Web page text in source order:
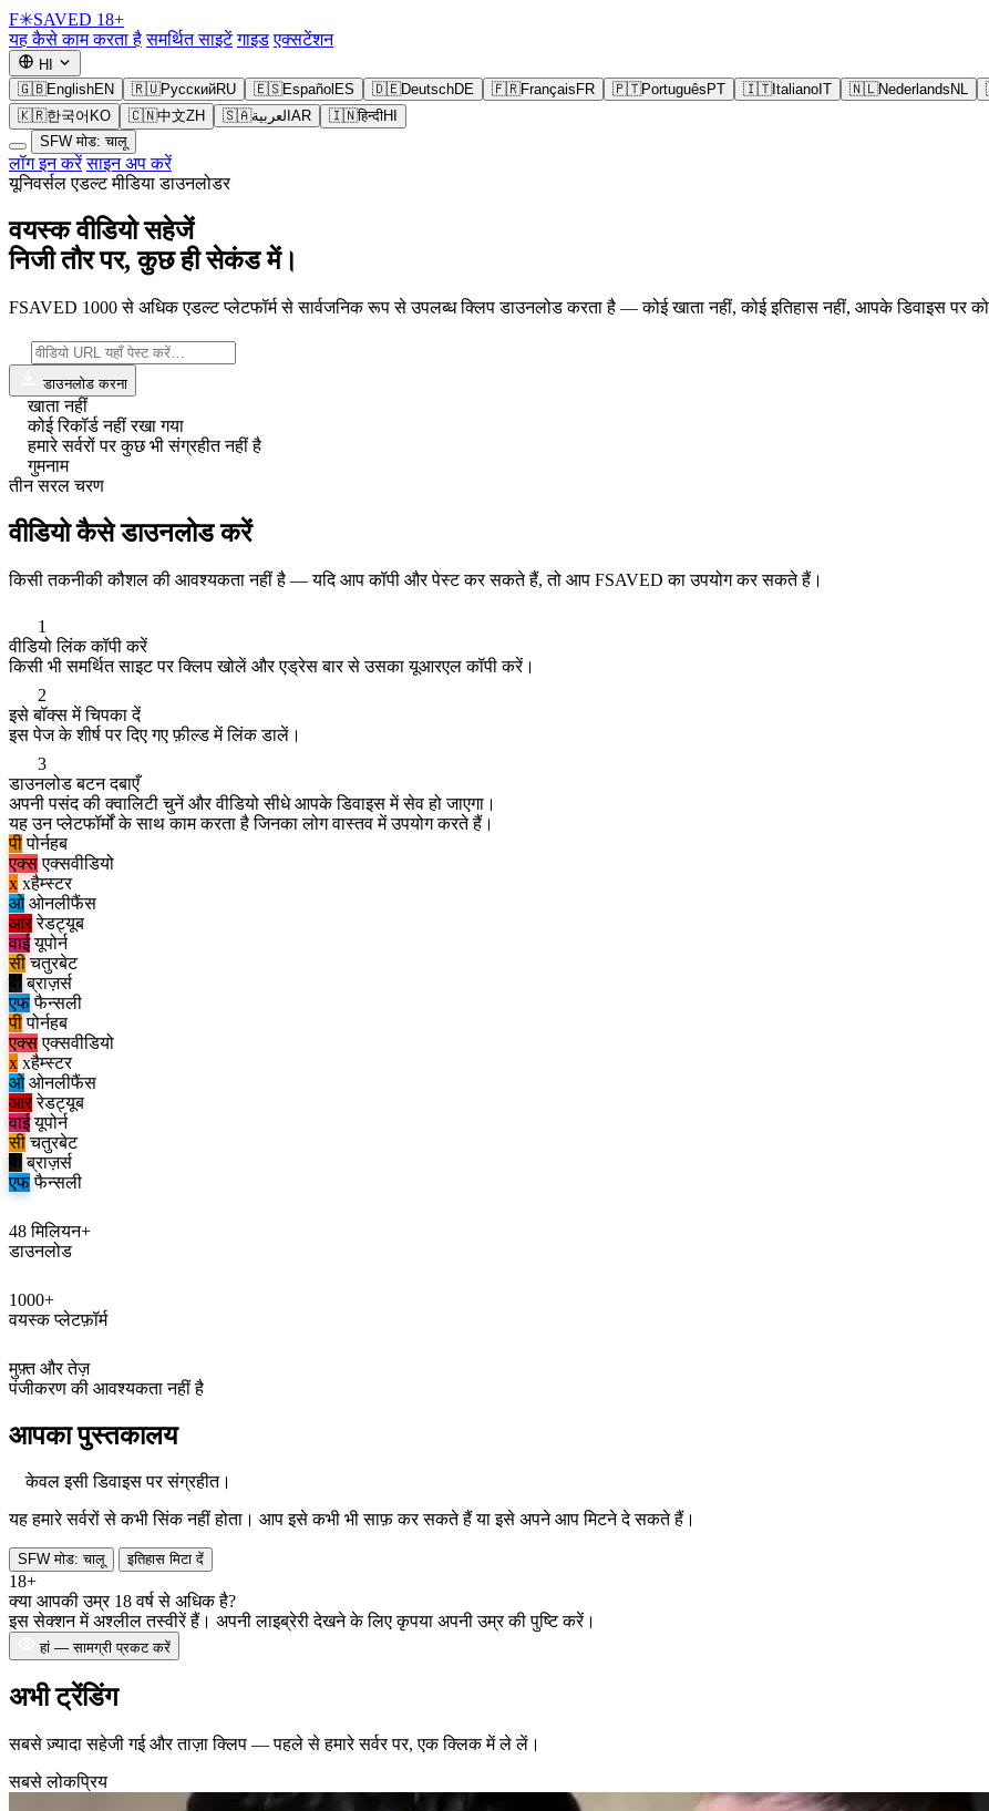
F✳SAVED 18+
यह कैसे काम करता है समर्थित साइटें गाइड एक्सटेंशन
HI
🇬🇧EnglishEN 🇷🇺РусскийRU 🇪🇸Español ES 🇩🇪DeutschDE 🇫🇷Français FR 🇵🇹Português PT 🇮🇹Italiano IT 🇳🇱Nederlands NL
🇰🇷한국어 KO 🇨🇳中文ZH 🇸🇦العربية AR 🇮🇳हिन्दीHI
SFW मोड: चालू
लॉग इन करें साइन अप करें
यूनिवर्सल एडल्ट मीडिया डाउनलोडर
वयस्क वीडियो सहेजें
निजी तौर पर, कुछ ही सेकंड में।
FSAVED 1000 से अधिक एडल्ट प्लेटफॉर्म से सार्वजनिक रूप से उपलब्ध क्लिप डाउनलोड करता है — कोई खाता नहीं, कोई इतिहास नहीं, आपके डिवाइस पर
डाउनलोड करना
खाता नहीं
कोई रिकॉर्ड नहीं रखा गया
हमारे सर्वरों पर कुछ भी संग्रहीत नहीं है
गुमनाम
तीन सरल चरण
वीडियो कैसे डाउनलोड करें
किसी तकनीकी कौशल की आवश्यकता नहीं है — यदि आप कॉपी और पेस्ट कर सकते हैं, तो आप FSAVED का उपयोग कर सकते हैं।
1
वीडियो लिंक कॉपी करें
किसी भी समर्थित साइट पर क्लिप खोलें और एड्रेस बार से उसका यूआरएल कॉपी करें।
2
इसे बॉक्स में चिपका दें
इस पेज के शीर्ष पर दिए गए फ़ील्ड में लिंक डालें।
3
डाउनलोड बटन दबाएँ
अपनी पसंद की क्वालिटी चुनें और वीडियो सीधे आपके डिवाइस में सेव हो जाएगा।
यह उन प्लेटफॉर्मों के साथ काम करता है जिनका लोग वास्तव में उपयोग करते हैं।
पी पोर्नहब
एक्स एक्सवीडियो
x xहैम्स्टर
ओ ओनलीफैंस
आर रेडट्यूब
वाई यूपोर्न
सी चतुरबेट
ब्राज़र्स
एफ फैन्सली
पी पोर्नहब
एक्स एक्सवीडियो
x xहैम्स्टर
ओ ओनलीफैंस
आर रेडट्यूब
वाई यूपोर्न
सी चतुरबेट
ब्राज़र्स
एफ फैन्सली
48 मिलियन+
डाउनलोड
1000+
वयस्क प्लेटफ़ॉर्म
मुफ़्त और तेज़
पंजीकरण की आवश्यकता नहीं है
आपका पुस्तकालय
केवल इसी डिवाइस पर संग्रहीत।
यह हमारे सर्वरों से कभी सिंक नहीं होता। आप इसे कभी भी साफ़ कर सकते हैं या इसे अपने आप मिटने दे सकते हैं।
SFW मोड: चालू इतिहास मिटा दें
18+
क्या आपकी उम्र 18 वर्ष से अधिक है?
इस सेक्शन में अश्लील तस्वीरें हैं। अपनी लाइब्रेरी देखने के लिए कृपया अपनी उम्र की पुष्टि करें।
हां — सामग्री प्रकट करें
अभी ट्रेंडिंग
सबसे ज़्यादा सहेजी गई और ताज़ा क्लिप — पहले से हमारे सर्वर पर, एक क्लिक में ले लें।
सबसे लोकप्रिय